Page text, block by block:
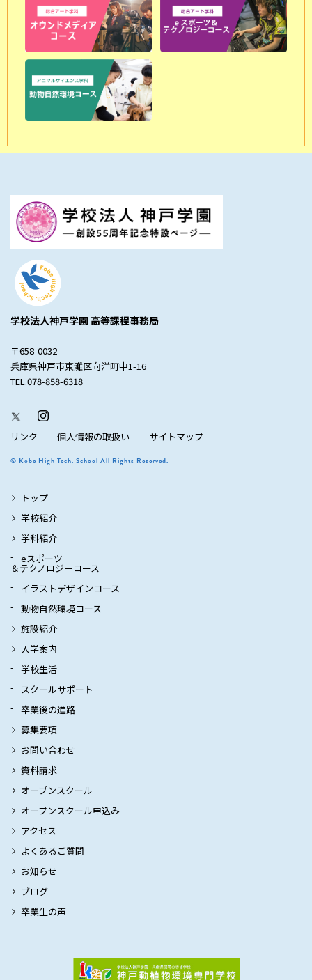
学校法人神戸学園 高等課程事務局
〒658-0032
兵庫県神戸市東灘区向洋町中1-16
TEL.078-858-6318
リンク 個人情報の取扱い サイトマップ
© Kobe High Tech. School All Rights Reserved.
トップ
学校紹介
学科紹介
eスポーツ
＆テクノロジーコース
イラストデザインコース
動物自然環境コース
施設紹介
入学案内
学校生活
スクールサポート
卒業後の進路
募集要項
お問い合わせ
資料請求
オープンスクール
オープンスクール申込み
アクセス
よくあるご質問
お知らせ
ブログ
卒業生の声